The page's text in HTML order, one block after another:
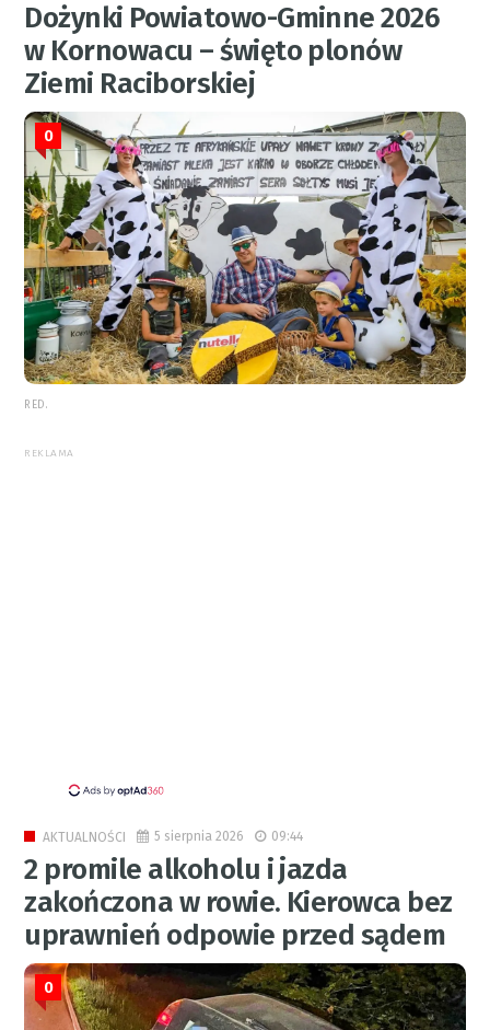
Dożynki Powiatowo-Gminne 2026
w Kornowacu – święto plonów
Ziemi Raciborskiej
0
RED.
REKLAMA
AKTUALNOŚCI 5 sierpnia 2026 09:44
2 promile alkoholu i jazda
zakończona w rowie. Kierowca bez
uprawnień odpowie przed sądem
0